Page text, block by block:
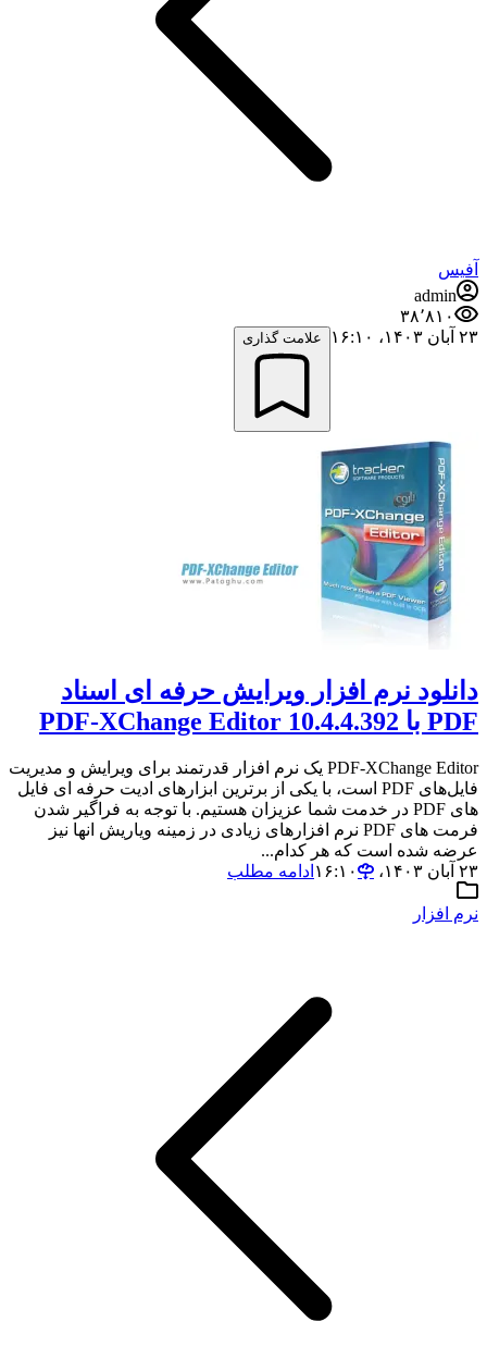
آفیس
admin
۳۸٬۸۱۰
۲۳ آبان ۱۴۰۳،‏ ۱۶:۱۰
علامت گذاری
دانلود نرم افزار ویرایش حرفه ای اسناد
PDF با PDF-XChange Editor 10.4.4.392
PDF-XChange Editor یک نرم افزار قدرتمند برای ویرایش و مدیریت
فایل‌های PDF است، با یکی از برترین ابزارهای ادیت حرفه ای فایل
های PDF در خدمت شما عزیزان هستیم. با توجه به فراگیر شدن
فرمت های PDF نرم افزارهای زیادی در زمینه ویاریش انها نیز
عرضه شده است که هر کدام...
۲۳ آبان ۱۴۰۳،‏ ۱۶:۱۰
ادامه مطلب
نرم افزار